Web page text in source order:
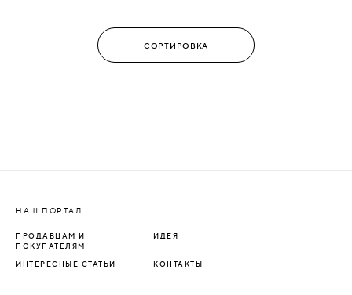
НАШ ПОРТАЛ
ПРОДАВЦАМ И
ПОКУПАТЕЛЯМ
ИДЕЯ
ИНТЕРЕСНЫЕ СТАТЬИ КОНТАКТЫ